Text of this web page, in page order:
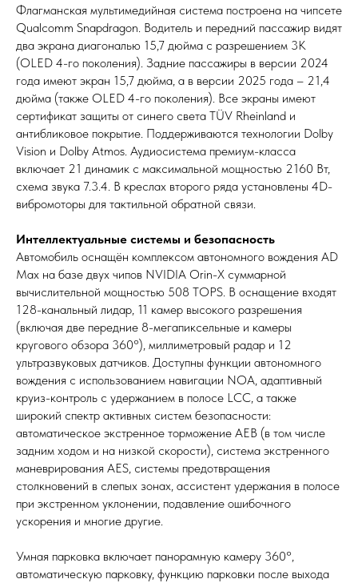
Флагманская мультимедийная система построена на чипсете
Qualcomm Snapdragon. Водитель и передний пассажир видят
два экрана диагональю 15,7 дюйма с разрешением 3K
(OLED 4-го поколения). Задние пассажиры в версии 2024
года имеют экран 15,7 дюйма, а в версии 2025 года – 21,4
дюйма (также OLED 4-го поколения). Все экраны имеют
сертификат защиты от синего света TÜV Rheinland и
антибликовое покрытие. Поддерживаются технологии Dolby
Vision и Dolby Atmos. Аудиосистема премиум-класса
включает 21 динамик с максимальной мощностью 2160 Вт,
схема звука 7.3.4. В креслах второго ряда установлены 4D-
вибромоторы для тактильной обратной связи.
Интеллектуальные системы и безопасность
Автомобиль оснащён комплексом автономного вождения AD
Max на базе двух чипов NVIDIA Orin-X суммарной
вычислительной мощностью 508 TOPS. В оснащение входят
128-канальный лидар, 11 камер высокого разрешения
(включая две передние 8-мегапиксельные и камеры
кругового обзора 360°), миллиметровый радар и 12
ультразвуковых датчиков. Доступны функции автономного
вождения с использованием навигации NOA, адаптивный
круиз-контроль с удержанием в полосе LCC, а также
широкий спектр активных систем безопасности:
автоматическое экстренное торможение AEB (в том числе
задним ходом и на низкой скорости), система экстренного
маневрирования AES, системы предотвращения
столкновений в слепых зонах, ассистент удержания в полосе
при экстренном уклонении, подавление ошибочного
ускорения и многие другие.
Умная парковка включает панорамную камеру 360°,
автоматическую парковку, функцию парковки после выхода